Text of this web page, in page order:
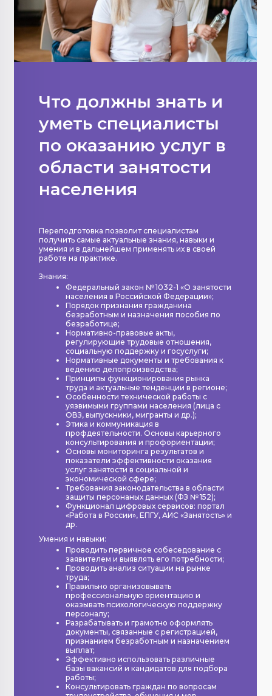
Что должны знать и
уметь специалисты
по оказанию услуг в
области занятости
населения
Переподготовка позволит специалистам
получить самые актуальные знания, навыки и
умения и в дальнейшем применять их в своей
работе на практике.
Знания:
Федеральный закон № 1032-1 «О занятости
населения в Российской Федерации»;
Порядок признания гражданина
безработным и назначения пособия по
безработице;
Нормативно-правовые акты,
регулирующие трудовые отношения,
социальную поддержку и госуслуги;
Нормативные документы и требования к
ведению делопроизводства;
Принципы функционирования рынка
труда и актуальные тенденции в регионе;
Особенности технической работы с
уязвимыми группами населения (лица с
ОВЗ, выпускники, мигранты и др.);
Этика и коммуникация в
профдеятельности. Основы карьерного
консультирования и профориентации;
Основы мониторинга результатов и
показатели эффективности оказания
услуг занятости в социальной и
экономической сфере;
Требования законодательства в области
защиты персонаных данных (ФЗ № 152);
Функционал цифровых сервисов: портал
«Работа в России», ЕПГУ, АИС «Занятость» и
др.
Умения и навыки:
Проводить первичное собеседование с
заявителем и выявлять его потребности;
Проводить анализ ситуации на рынке
труда;
Правильно организовывать
профессиональную ориентацию и
оказывать психологическую поддержку
персоналу;
Разрабатывать и грамотно оформлять
документы, связанные с регистрацией,
признанием безработным и назначением
выплат;
Эффективно использовать различные
базы вакансий и кандидатов для подбора
работы;
Консультировать граждан по вопросам